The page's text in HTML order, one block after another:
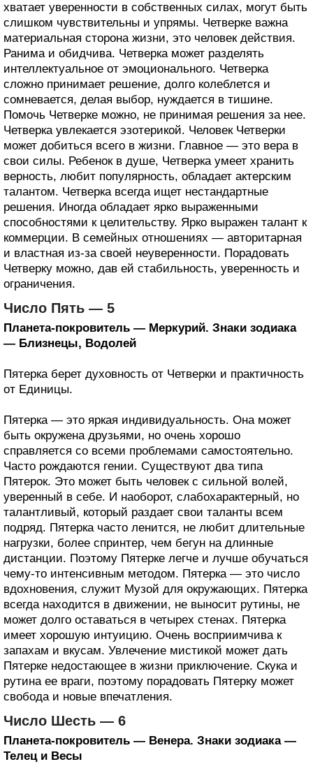
хватает уверенности в собственных силах, могут быть
слишком чувствительны и упрямы. Четверке важна
материальная сторона жизни, это человек действия.
Ранима и обидчива. Четверка может разделять
интеллектуальное от эмоционального. Четверка
сложно принимает решение, долго колеблется и
сомневается, делая выбор, нуждается в тишине.
Помочь Четверке можно, не принимая решения за нее.
Четверка увлекается эзотерикой. Человек Четверки
может добиться всего в жизни. Главное — это вера в
свои силы. Ребенок в душе, Четверка умеет хранить
верность, любит популярность, обладает актерским
талантом. Четверка всегда ищет нестандартные
решения. Иногда обладает ярко выраженными
способностями к целительству. Ярко выражен талант к
коммерции. В семейных отношениях — авторитарная
и властная из-за своей неуверенности. Порадовать
Четверку можно, дав ей стабильность, уверенность и
ограничения.
Число Пять — 5
Планета-покровитель — Меркурий. Знаки зодиака
— Близнецы, Водолей
Пятерка берет духовность от Четверки и практичность
от Единицы.
Пятерка — это яркая индивидуальность. Она может
быть окружена друзьями, но очень хорошо
справляется со всеми проблемами самостоятельно.
Часто рождаются гении. Существуют два типа
Пятерок. Это может быть человек с сильной волей,
уверенный в себе. И наоборот, слабохарактерный, но
талантливый, который раздает свои таланты всем
подряд. Пятерка часто ленится, не любит длительные
нагрузки, более спринтер, чем бегун на длинные
дистанции. Поэтому Пятерке легче и лучше обучаться
чему-то интенсивным методом. Пятерка — это число
вдохновения, служит Музой для окружающих. Пятерка
всегда находится в движении, не выносит рутины, не
может долго оставаться в четырех стенах. Пятерка
имеет хорошую интуицию. Очень восприимчива к
запахам и вкусам. Увлечение мистикой может дать
Пятерке недостающее в жизни приключение. Скука и
рутина ее враги, поэтому порадовать Пятерку может
свобода и новые впечатления.
Число Шесть — 6
Планета-покровитель — Венера. Знаки зодиака —
Телец и Весы